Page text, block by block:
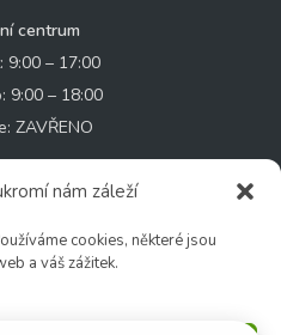
nám záleží
cookies, některé jsou
a váš zážitek.
centrum
9:00 – 17:00
9:00 – 18:00
ZAVŘENO
– 15:00